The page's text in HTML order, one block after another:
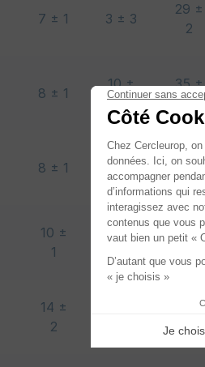
7 ± 1 3 ± 3
29 ±
2
8 ± 1
10 ±
3
35 ±
2
8 ± 1
10 ±
3
35 ±
2
10 ±
1
20 ±
41 ±
14 ±
2
60 ±
2